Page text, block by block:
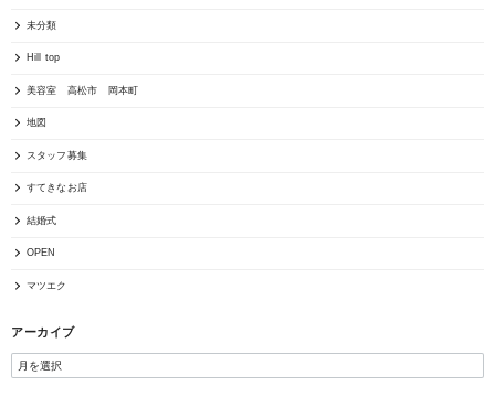
未分類
Hill top
美容室 高松市 岡本町
地図
スタッフ募集
すてきなお店
結婚式
OPEN
マツエク
アーカイブ